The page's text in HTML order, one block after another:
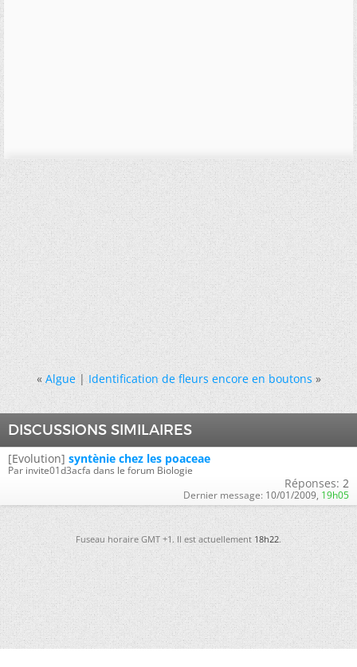
« Algue|Identification de fleurs encore en boutons »
DISCUSSIONS SIMILAIRES
[Evolution] syntènie chez les poaceae
Par invite01d3acfa dans le forum Biologie
Réponses: 2
Dernier message: 10/01/2009, 19h05
Fuseau horaire GMT +1. Il est actuellement18h22.